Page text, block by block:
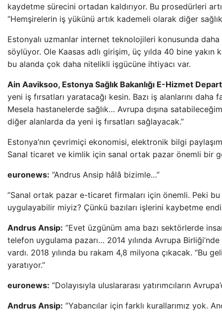
kaydetme sürecini ortadan kaldırıyor. Bu prosedürleri
“Hemşirelerin iş yükünü artık kademeli olarak diğer sağlık
Estonyalı uzmanlar internet teknolojileri konusunda
söylüyor. Ole Kaasas adlı girişim, üç yılda 40 bine yakın
bu alanda çok daha nitelikli işgücüne ihtiyacı var.
Ain Aaviksoo, Estonya Sağlık Bakanlığı E-Hizmet
yeni iş fırsatları yaratacağı kesin. Bazı iş alanlarını daha
Mesela hastanelerde sağlık… Avrupa dışına
diğer alanlarda da yeni iş fırsatları sağlayacak.”
Estonya’nın çevrimiçi ekonomisi, elektronik bilgi
Sanal ticaret ve kimlik için sanal ortak pazar önemli bir
euronews: ”Andrus Ansip hâlâ bizimle…”
”Sanal ortak pazar e-ticaret firmaları için önemli. Peki
uygulayabilir miyiz? Çünkü bazıları işlerini kaybetme
Andrus Ansip: ”Evet üzgünüm ama bazı sektörlerde
telefon uygulama pazarı… 2014 yılında Avrupa
vardı. 2018 yılında bu rakam 4,8 milyona çıkacak. “Bu
yaratıyor.”
euronews: ”Dolayısıyla uluslararası yatırımcıların
Andrus Ansip: ”Yabancılar için farklı kurallarımız yok.